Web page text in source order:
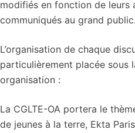
modifiés en fonction de leurs
communiqués au grand public.
L’organisation de chaque
particulièrement placée sous
organisation :
La CGLTE-OA portera le
de jeunes à la terre, Ekta